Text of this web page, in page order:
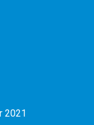
2021